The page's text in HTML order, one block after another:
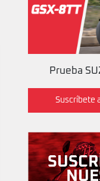
Prueba
Suscríbete